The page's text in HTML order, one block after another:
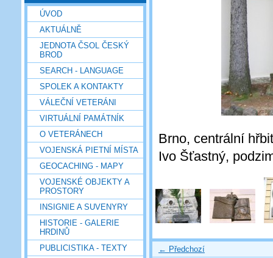
ÚVOD
AKTUÁLNĚ
JEDNOTA ČSOL ČESKÝ
BROD
SEARCH - LANGUAGE
SPOLEK A KONTAKTY
VÁLEČNÍ VETERÁNI
VIRTUÁLNÍ PAMÁTNÍK
O VETERÁNECH
VOJENSKÁ PIETNÍ MÍSTA
GEOCACHING - MAPY
VOJENSKÉ OBJEKTY A
PROSTORY
INSIGNIE A SUVENYRY
HISTORIE - GALERIE
HRDINŮ
PUBLICISTIKA - TEXTY
Brno, centrální
Ivo Šťastný,
← Předchozí